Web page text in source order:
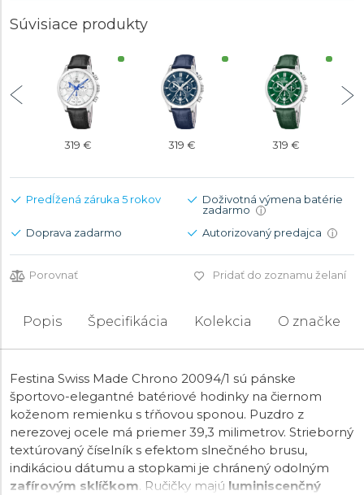
Súvisiace produkty
319 € 319 € 319 €
Predĺžená záruka 5 rokov
Doživotná výmena batérie
zadarmo
i
Doprava zadarmo Autorizovaný predajca i
Porovnať Pridať do zoznamu želaní
Popis Špecifikácia Kolekcia O značke
Festina Swiss Made Chrono 20094/1 sú pánske
športovo-elegantné batériové hodinky na čiernom
koženom remienku s tŕňovou sponou. Puzdro z
nerezovej ocele má priemer 39,3 milimetrov. Strieborný
textúrovaný číselník s efektom slnečného brusu,
indikáciou dátumu a stopkami je chránený odolným
zafírovým sklíčkom. Ručičky majú luminiscenčný